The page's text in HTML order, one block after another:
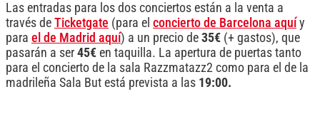
Las entradas para los dos conciertos están a la venta a
través de Ticketgate (para el concierto de Barcelona aquí y
para el de Madrid aquí) a un precio de 35€ (+ gastos), que
pasarán a ser 45€ en taquilla. La apertura de puertas tanto
para el concierto de la sala Razzmatazz2 como para el de la
madrileña Sala But está prevista a las 19:00.